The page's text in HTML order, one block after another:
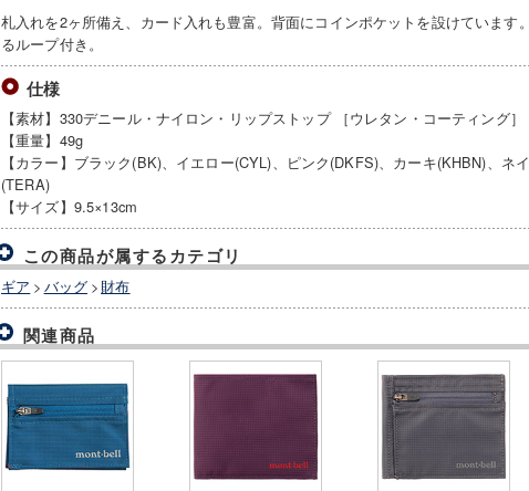
札入れを2ヶ所備え、カード入れも豊富。背面にコインポケットを設けています
るループ付き。
仕様
【素材】330デニール・ナイロン・リップストップ ［ウレタン・コーティング］
【重量】49g
【カラー】ブラック(BK)、イエロー(CYL)、ピンク(DKFS)、カーキ(KHBN)、ネ
(TERA)
【サイズ】9.5×13cm
この商品が属するカテゴリ
ギア > バッグ > 財布
関連商品